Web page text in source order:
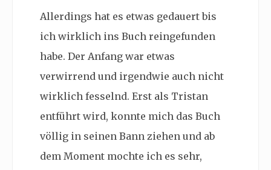
Allerdings hat es etwas gedauert bis
ich wirklich ins Buch reingefunden
habe. Der Anfang war etwas
verwirrend und irgendwie auch nicht
wirklich fesselnd. Erst als Tristan
entführt wird, konnte mich das Buch
völlig in seinen Bann ziehen und ab
dem Moment mochte ich es sehr,